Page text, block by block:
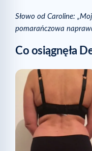
Słowo od Caroline:
pomarańczowa
Co osiągnęła